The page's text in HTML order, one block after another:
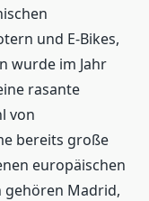
und E-Bikes,
wurde im Jahr
rasante
von
bereits große
europäischen
gehören Madrid,